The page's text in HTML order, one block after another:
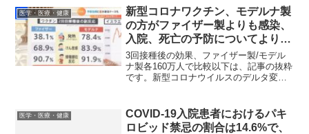
で判明した。「自分の記憶力に不安があ
るとわかっている人は...
医学・医療・健康
新型コロナワクチン、モデルナ製
の方がファイザー製よりも感染、
入院、死亡の予防についてより有
効だった
3回接種後の効果、ファイザー製/モデル
ナ製各160万人で比較以下は、記事の抜粋
です。新型コロナウイルスのデルタ変異
またはmRNA-1273（モデルナ製）ワクチ
ンに...
医学・医療・健康
COVID-19入院患者におけるパキ
ロビッド禁忌の割合は14.6%で、